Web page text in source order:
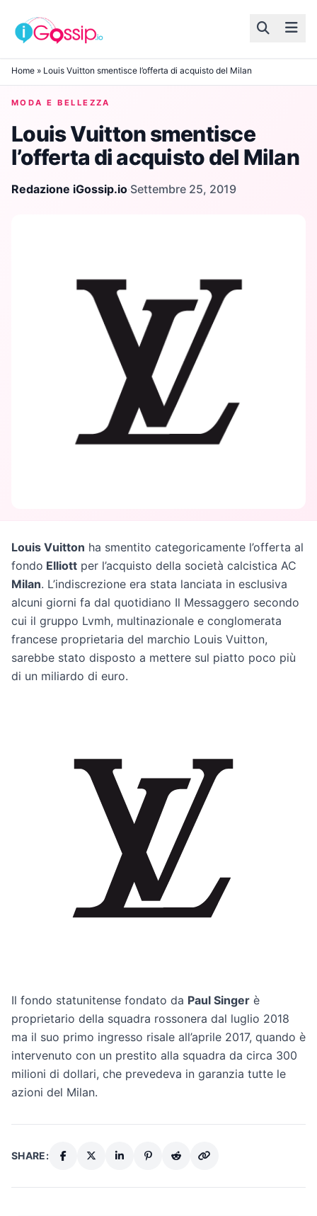
Skip to content
Home » Louis Vuitton smentisce l’offerta di acquisto del Milan
MODA E BELLEZZA
Louis Vuitton smentisce
l’offerta di acquisto del Milan
Redazione iGossip.io·Settembre 25, 2019
Louis Vuitton ha smentito categoricamente l’offerta al
fondo Elliott per l’acquisto della società calcistica AC
Milan. L’indiscrezione era stata lanciata in esclusiva
alcuni giorni fa dal quotidiano Il Messaggero secondo
cui il gruppo Lvmh, multinazionale e conglomerata
francese proprietaria del marchio Louis Vuitton,
sarebbe stato disposto a mettere sul piatto poco più
di un miliardo di euro.
Il fondo statunitense fondato da Paul Singer è
proprietario della squadra rossonera dal luglio 2018
ma il suo primo ingresso risale all’aprile 2017, quando è
intervenuto con un prestito alla squadra da circa 300
milioni di dollari, che prevedeva in garanzia tutte le
azioni del Milan.
SHARE: